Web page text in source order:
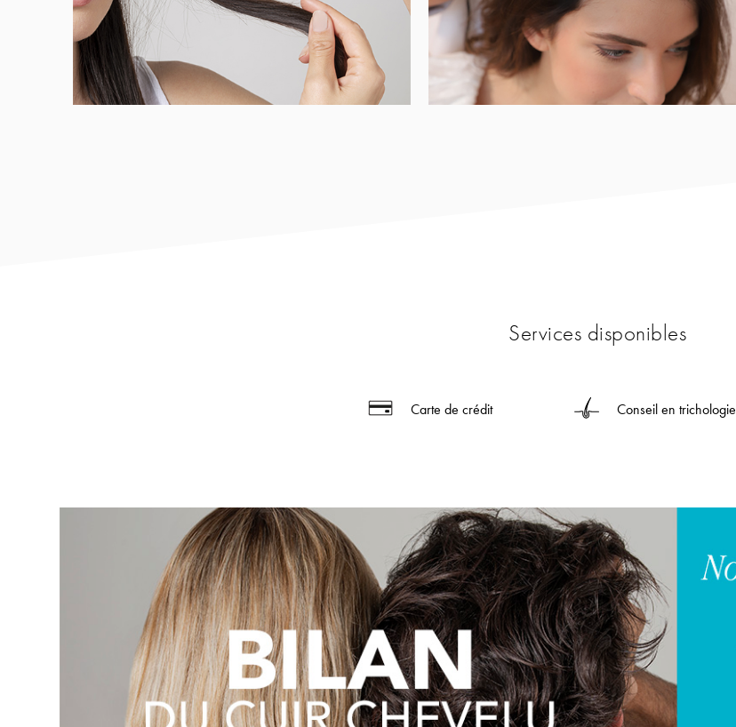
Services disponibles
Carte de crédit Conseil en trichologie